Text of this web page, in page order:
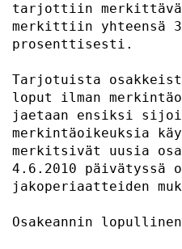
tarjottiin
merkittiin yhteensä
Tarjotuista
loput ilman
jaetaan ensiksi
merkitsivät uusia
4.6.2010
Osakeannin